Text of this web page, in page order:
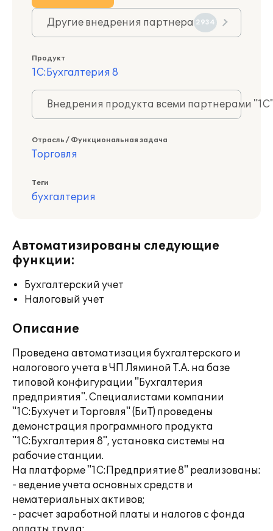
Другие внедрения партнера 2934
Продукт
1С:Бухгалтерия 8
Внедрения продукта всеми партнерами
Отрасль / Функциональная задача
Торговля
Теги
бухгалтерия
Автоматизированы следующие
функции:
Бухгалтерский учет
Налоговый учет
Описание
Проведена автоматизация бухгалтерского и
налогового учета в ЧП Ляминой Т.А. на базе
типовой конфигурации "Бухгалтерия
предприятия". Специалистами компании
"1С:Бухучет и Торговля" (БиТ) проведены
демонстрация программного продукта
"1С:Бухгалтерия 8", установка системы на
рабочие станции.
На платформе "1С:Предприятие 8" реализованы:
- ведение учета основных средств и
нематериальных активов;
- расчет заработной платы и налогов с фонда